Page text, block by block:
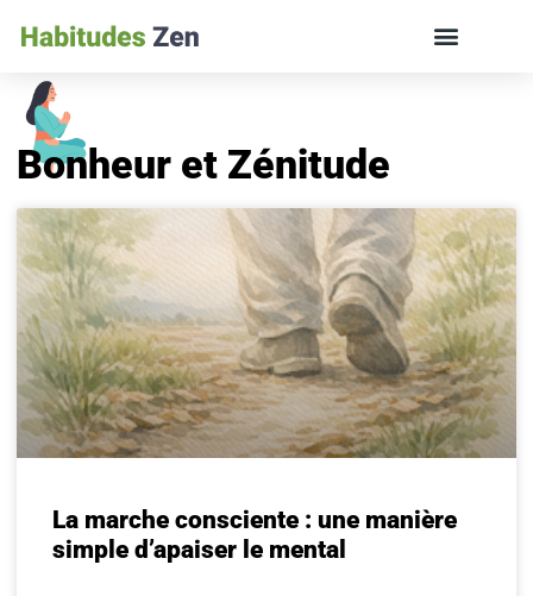
Bonheur et Zénitude
La marche consciente : une manière
simple d’apaiser le mental